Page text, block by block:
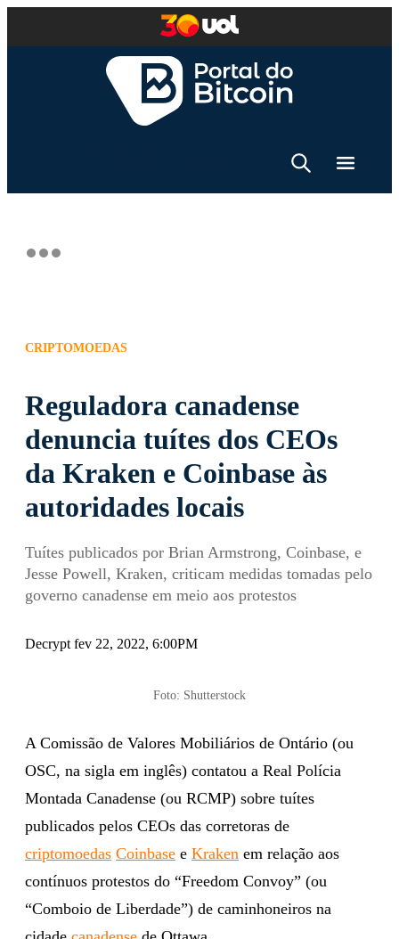
CRIPTOMOEDAS
Reguladora canadense
denuncia tuítes dos CEOs
da Kraken e Coinbase às
autoridades locais
Tuítes publicados por Brian Armstrong, Coinbase, e
Jesse Powell, Kraken, criticam medidas tomadas pelo
governo canadense em meio aos protestos
Decrypt fev 22, 2022, 6:00PM
Foto: Shutterstock
A Comissão de Valores Mobiliários de Ontário (ou
OSC, na sigla em inglês) contatou a Real Polícia
Montada Canadense (ou RCMP) sobre tuítes
publicados pelos CEOs das corretoras de
criptomoedas Coinbase e Kraken em relação aos
contínuos protestos do “Freedom Convoy” (ou
“Comboio de Liberdade”) de caminhoneiros na